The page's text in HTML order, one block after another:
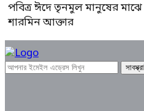
পবিত্র ঈদে তৃনমুল মানুষের মাঝে
শারমিন আক্তার